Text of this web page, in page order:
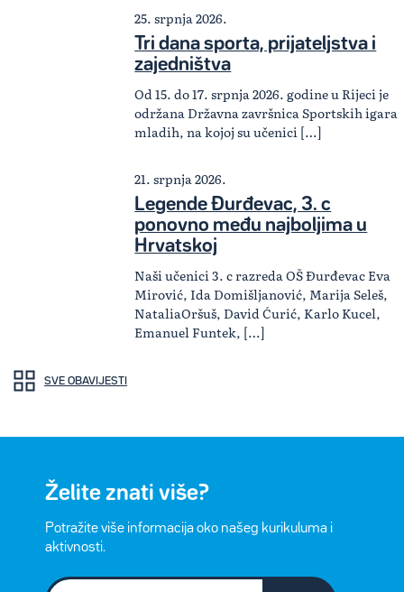
25. srpnja 2026.
Tri dana sporta, prijateljstva i
zajedništva
Od 15. do 17. srpnja 2026. godine u Rijeci je
održana Državna završnica Sportskih igara
mladih, na kojoj su učenici […]
21. srpnja 2026.
Legende Đurđevac, 3. c
ponovno među najboljima u
Hrvatskoj
Naši učenici 3. c razreda OŠ Đurđevac Eva
Mirović, Ida Domišljanović, Marija Seleš,
NataliaOršuš, David Ćurić, Karlo Kucel,
Emanuel Funtek, […]
SVE OBAVIJESTI
Želite znati više?
Potražite više informacija oko našeg kurikuluma i
aktivnosti.